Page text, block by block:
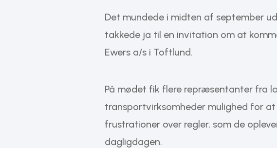
Det mundede i midten af september
takkede ja til en invitation om at
Ewers a/s i Toftlund.
På mødet fik flere repræsentanter fra
transportvirksomheder mulighed for
frustrationer over regler, som de
dagligdagen.